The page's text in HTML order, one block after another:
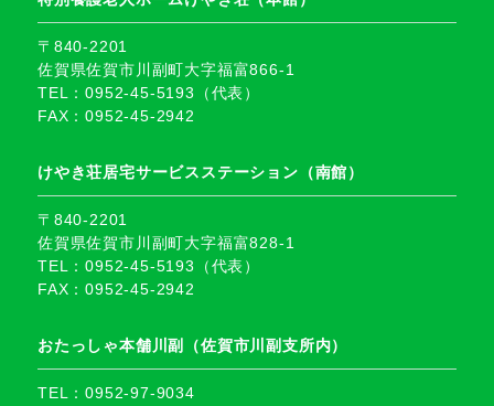
〒840-2201
佐賀県佐賀市川副町大字福富866-1
TEL：0952-45-5193（代表）
FAX：0952-45-2942
けやき荘居宅サービスステーション（南館）
〒840-2201
佐賀県佐賀市川副町大字福富828-1
TEL：0952-45-5193（代表）
FAX：0952-45-2942
おたっしゃ本舗川副（佐賀市川副支所内）
TEL：0952-97-9034